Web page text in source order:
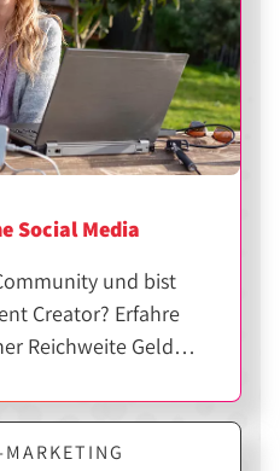
Social Media
und bist
Creator? Erfahre
Reichweite Geld